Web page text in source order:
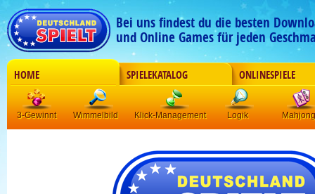
Bei uns findest du die besten
und Online Games für jeden
HOME SPIELEKATALOG ONLINESPIELE
3-Gewinnt Wimmelbild Klick-Management Logik Mahjong